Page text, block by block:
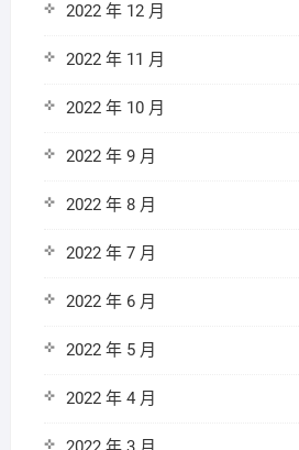
2022 年 12 月
2022 年 11 月
2022 年 10 月
2022 年 9 月
2022 年 8 月
2022 年 7 月
2022 年 6 月
2022 年 5 月
2022 年 4 月